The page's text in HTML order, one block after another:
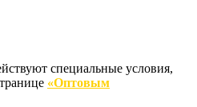
специальные условия,
«Оптовым